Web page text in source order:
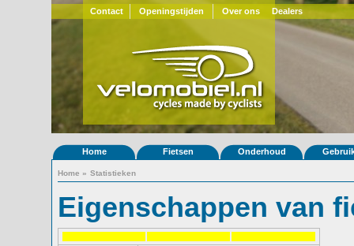
Contact Openingstijden Over ons Dealers
Home Fietsen Onderhoud
Home » Statistieken
Eigenschappen van